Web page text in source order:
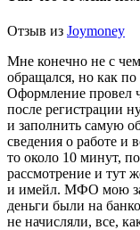
Отзыв из Joymoney
Мне конечно не с
обращался, но как
Оформление провел
после регистрации
и заполнить самую
сведения о работе и
то около 10 минут,
рассмотрение и тут
и имейл. МФО мою
деньги были на
не начисляли, все,